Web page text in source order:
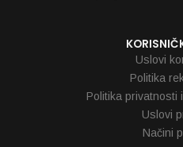
Uslovi
Politika
Politika privatnosti
Uslovi
Načini